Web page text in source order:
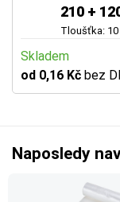
210 +
Tloušťka: 10
Skladem
od 0,16 Kč bez
Naposledy